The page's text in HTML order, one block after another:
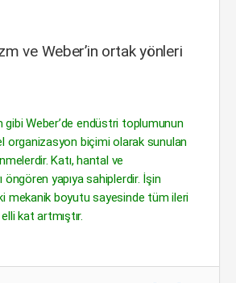
ve Weber’in ortak yönleri
gibi Weber’de endüstri toplumunun
organizasyon biçimi olarak sunulan
Katı, hantal ve
öngören yapıya sahiplerdir. İşin
mekanik boyutu sayesinde tüm ileri
kat artmıştır.